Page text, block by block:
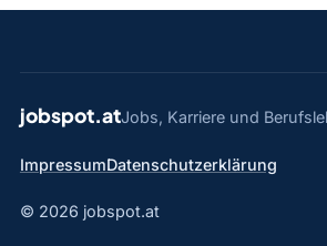
jobspot.atJobs, Karriere und
ImpressumDatenschutzerklärung
© 2026 jobspot.at